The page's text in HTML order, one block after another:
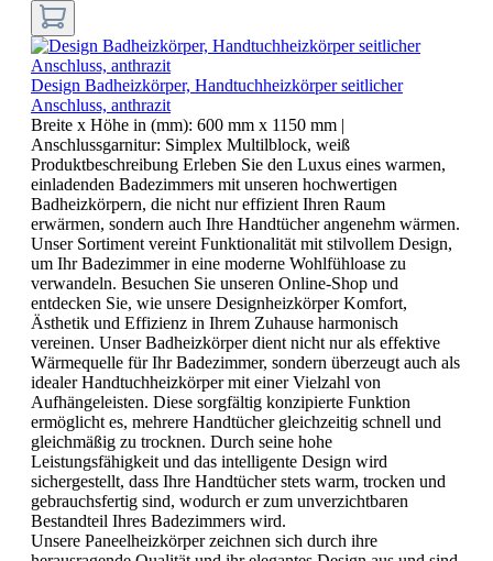
Design Badheizkörper, Handtuchheizkörper seitlicher
Anschluss, anthrazit
Breite x Höhe in (mm): 600 mm x 1150 mm |
Anschlussgarnitur: Simplex Multilblock, weiß
Produktbeschreibung Erleben Sie den Luxus eines warmen,
einladenden Badezimmers mit unseren hochwertigen
Badheizkörpern, die nicht nur effizient Ihren Raum
erwärmen, sondern auch Ihre Handtücher angenehm wärmen.
Unser Sortiment vereint Funktionalität mit stilvollem Design,
um Ihr Badezimmer in eine moderne Wohlfühloase zu
verwandeln. Besuchen Sie unseren Online-Shop und
entdecken Sie, wie unsere Designheizkörper Komfort,
Ästhetik und Effizienz in Ihrem Zuhause harmonisch
vereinen. Unser Badheizkörper dient nicht nur als effektive
Wärmequelle für Ihr Badezimmer, sondern überzeugt auch als
idealer Handtuchheizkörper mit einer Vielzahl von
Aufhängeleisten. Diese sorgfältig konzipierte Funktion
ermöglicht es, mehrere Handtücher gleichzeitig schnell und
gleichmäßig zu trocknen. Durch seine hohe
Leistungsfähigkeit und das intelligente Design wird
sichergestellt, dass Ihre Handtücher stets warm, trocken und
gebrauchsfertig sind, wodurch er zum unverzichtbaren
Bestandteil Ihres Badezimmers wird.
Unsere Paneelheizkörper zeichnen sich durch ihre